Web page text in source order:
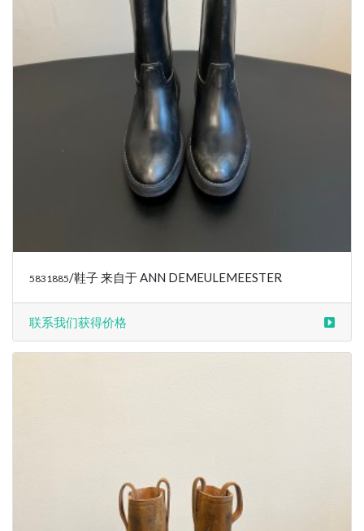
5831885/鞋子 来自于 ANN DEMEULEMEESTER
联系我们获得价格